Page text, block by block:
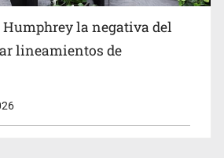
la negativa del
lineamientos de